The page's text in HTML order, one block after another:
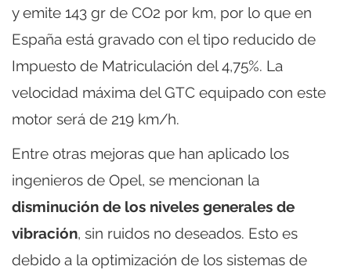
y emite 143 gr de CO2 por km, por lo que en
España está gravado con el tipo reducido de
Impuesto de Matriculación del 4,75%. La
velocidad máxima del GTC equipado con este
motor será de 219 km/h.
Entre otras mejoras que han aplicado los
ingenieros de Opel, se mencionan la
disminución de los niveles generales de
vibración, sin ruidos no deseados. Esto es
debido a la optimización de los sistemas de